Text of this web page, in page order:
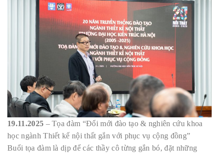
19.11.2025 – Tọa đàm “Đổi mới đào tạo & nghiên cứu khoa
học ngành Thiết kế nội thất gắn với phục vụ cộng đồng”
Buổi tọa đàm là dịp để các thầy cô từng gắn bó, đặt những